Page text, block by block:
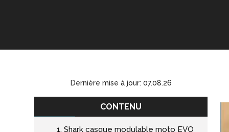
Dernière mise à jour: 07.08.26
CONTENU
1. Shark casque modulable moto EVO